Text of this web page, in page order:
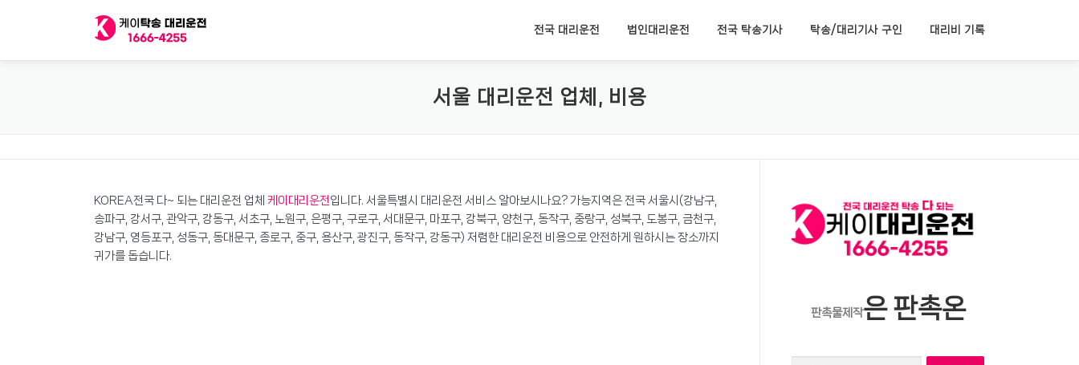
로
전국 대리운전 법인대리운전 전국 탁송기사 탁송/대리기사 구인 대리비 기록
서울 대리운전 업체, 비용
KOREA전국 다~ 되는 대리운전 업체 케이대리운전입니다. 서울특별시 대리운전 서비스 알아보시나요? 가능지역은 전국 서울시(강남구,
송파구, 강서구, 관악구, 강동구, 서초구, 노원구, 은평구, 구로구, 서대문구, 마포구, 강북구, 양천구, 동작구, 중랑구, 성북구, 도봉구, 금천구,
강남구, 영등포구, 성동구, 동대문구, 종로구, 중구, 용산구, 광진구, 동작구, 강동구) 저렴한 대리운전 비용으로 안전하게 원하시는 장소까지
귀가를 돕습니다.
판촉물제작은 판촉온